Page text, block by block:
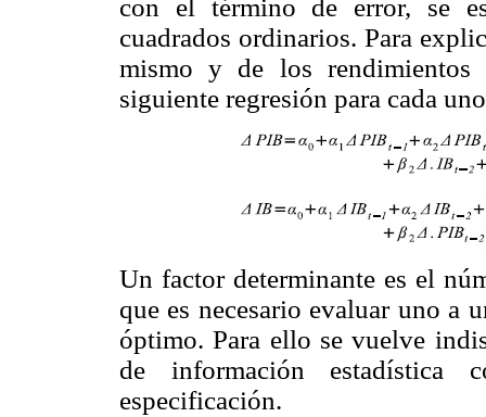
con el término de error, se
cuadrados ordinarios. Para
mismo y de los rendimientos
siguiente regresión para cada
Un factor determinante es el
que es necesario evaluar uno a
óptimo. Para ello se vuelve
de información estadística
especificación.